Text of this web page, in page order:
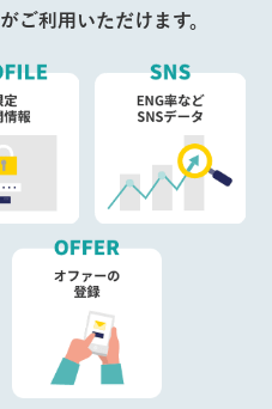
がご利用いただけます。